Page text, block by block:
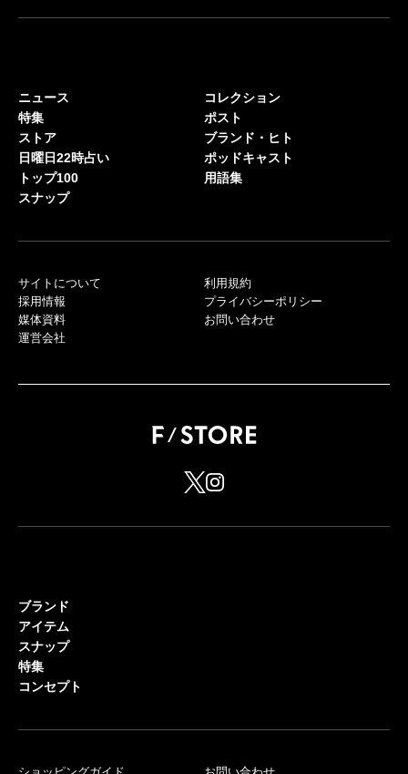
ニュース
特集
ストア
日曜日22時占い
トップ100
スナップ
コレクション
ポスト
ブランド・ヒト
ポッドキャスト
用語集
サイトについて
採用情報
媒体資料
運営会社
利用規約
プライバシーポリシー
お問い合わせ
ブランド
アイテム
スナップ
特集
コンセプト